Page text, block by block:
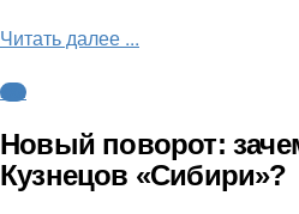
Читать далее ...
КХЛ
Новый поворот:
Кузнецов «Сибири»?